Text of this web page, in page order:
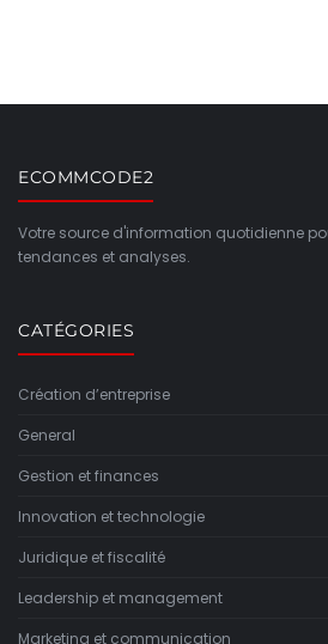
ECOMMCODE2
Votre source d'information quotidienne
tendances et analyses.
CATÉGORIES
Création d’entreprise
General
Gestion et finances
Innovation et technologie
Juridique et fiscalité
Leadership et management
Marketing et communication